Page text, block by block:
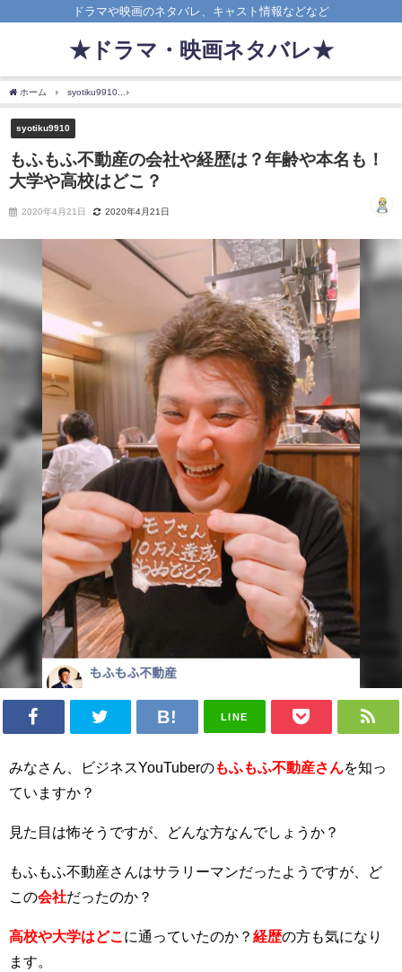
ドラマや映画のネタバレ、キャスト情報などなど
★ドラマ・映画ネタバレ★
ホーム syotiku9910
syotiku9910
もふもふ不動産の会社や経歴は？年齢や本名も！
大学や高校はどこ？
2020年4月21日 2020年4月21日
LINE
みなさん、ビジネスYouTuberのもふもふ不動産さんを知っ
ていますか？
見た目は怖そうですが、どんな方なんでしょうか？
もふもふ不動産さんはサラリーマンだったようですが、ど
この会社だったのか？
高校や大学はどこ に通っていたのか？ 経歴の方も気になり
ます。